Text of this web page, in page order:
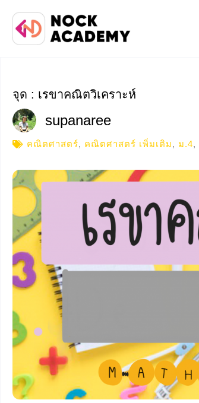
จุด : เรขาคณิตวิเคราะห์
supanaree
คณิตศาสตร์, คณิตศาสตร์ เพิ่มเติม, ม.4,